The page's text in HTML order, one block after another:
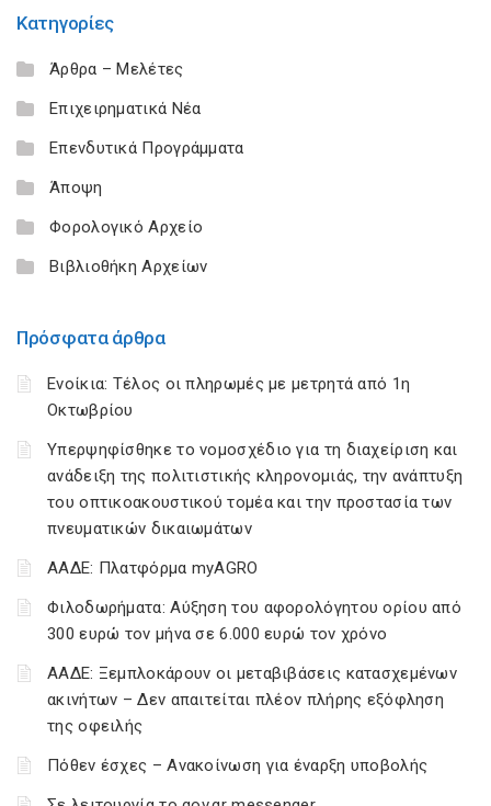
Κατηγορίες
Άρθρα – Μελέτες
Επιχειρηματικά Νέα
Επενδυτικά Προγράμματα
Άποψη
Φορολογικό Αρχείο
Βιβλιοθήκη Αρχείων
Πρόσφατα άρθρα
Ενοίκια: Τέλος οι πληρωμές με μετρητά από 1η
Οκτωβρίου
Υπερψηφίσθηκε το νομοσχέδιο για τη διαχείριση και
ανάδειξη της πολιτιστικής κληρονομιάς, την ανάπτυξη
του οπτικοακουστικού τομέα και την προστασία των
πνευματικών δικαιωμάτων
ΑΑΔΕ: Πλατφόρμα myAGRO
Φιλοδωρήματα: Αύξηση του αφορολόγητου ορίου από
300 ευρώ τον μήνα σε 6.000 ευρώ τον χρόνο
ΑΑΔΕ: Ξεμπλοκάρουν οι μεταβιβάσεις κατασχεμένων
ακινήτων – Δεν απαιτείται πλέον πλήρης εξόφληση
της οφειλής
Πόθεν έσχες – Ανακοίνωση για έναρξη υποβολής